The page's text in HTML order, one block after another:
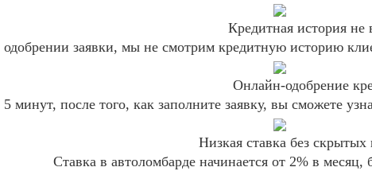
Кредитная история не
заявки, мы не смотрим кредитную историю
Онлайн-одобрение
минут, после того, как заполните заявку, вы сможете
Низкая ставка без скрытых
Ставка в автоломбарде начинается от 2% в